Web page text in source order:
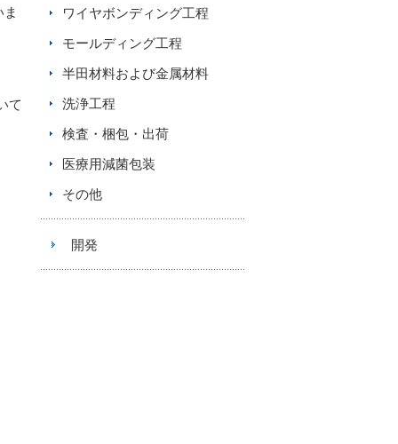
て
ワイヤボンディング工程
モールディング工程
半田材料および金属材料
洗浄工程
検査・梱包・出荷
医療用減菌包装
その他
開発